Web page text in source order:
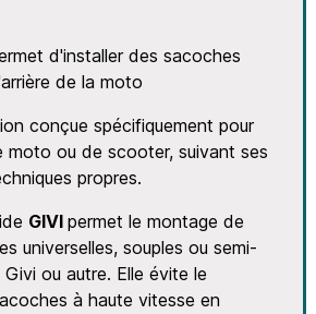
d'installer des sacoches
de la moto
conçue spécifiquement pour
moto ou de scooter, suivant ses
propres.
GIVI permet le montage de
universelles, souples ou semi-
ou autre. Elle évite le
à haute vitesse en